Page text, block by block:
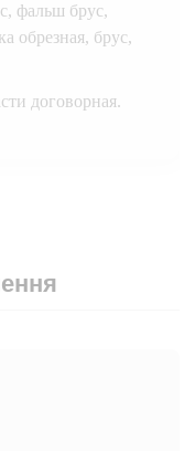
фальш брус,
обрезная, брус,
договорная.